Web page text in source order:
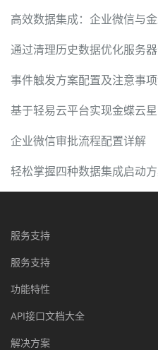
高效数据集成：企业微信与
通过清理历史数据优化服务
事件触发方案配置及注意事
企业微信审批流程配置详解
轻松掌握四种数据集成启动
服务支持
服务支持
功能特性
API接口文档大全
解决方案